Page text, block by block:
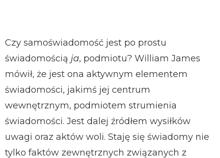
Czy samoświadomość jest po prostu
świadomością ja, podmiotu? William James
mówił, że jest ona aktywnym elementem
świadomości, jakimś jej centrum
wewnętrznym, podmiotem strumienia
świadomości. Jest dalej źródłem wysiłków
uwagi oraz aktów woli. Staję się świadomy nie
tylko faktów zewnętrznych związanych z